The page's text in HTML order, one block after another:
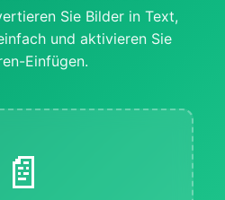
Sie Bilder in Text,
und aktivieren Sie
Einfügen.
📄